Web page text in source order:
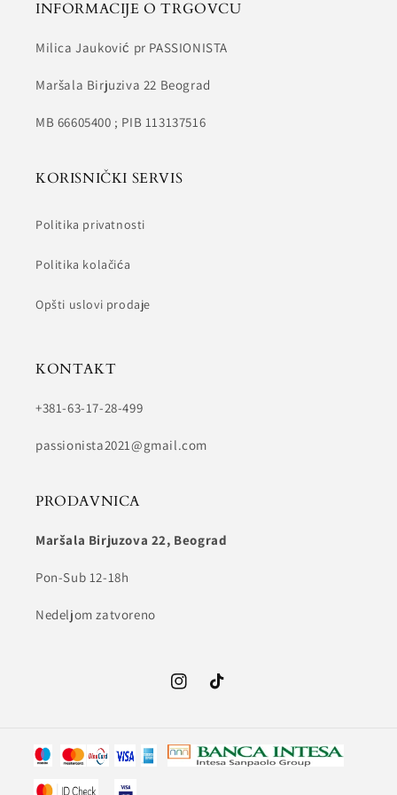
INFORMACIJE O TRGOVCU
Milica Jauković pr PASSIONISTA
Maršala Birjuziva 22 Beograd
MB 66605400 ; PIB 113137516
KORISNIČKI SERVIS
Politika privatnosti
Politika kolačića
Opšti uslovi prodaje
KONTAKT
+381-63-17-28-499
passionista2021@gmail.com
PRODAVNICA
Maršala Birjuzova 22, Beograd
Pon-Sub 12-18h
Nedeljom zatvoreno
InstagramTikTok
Način